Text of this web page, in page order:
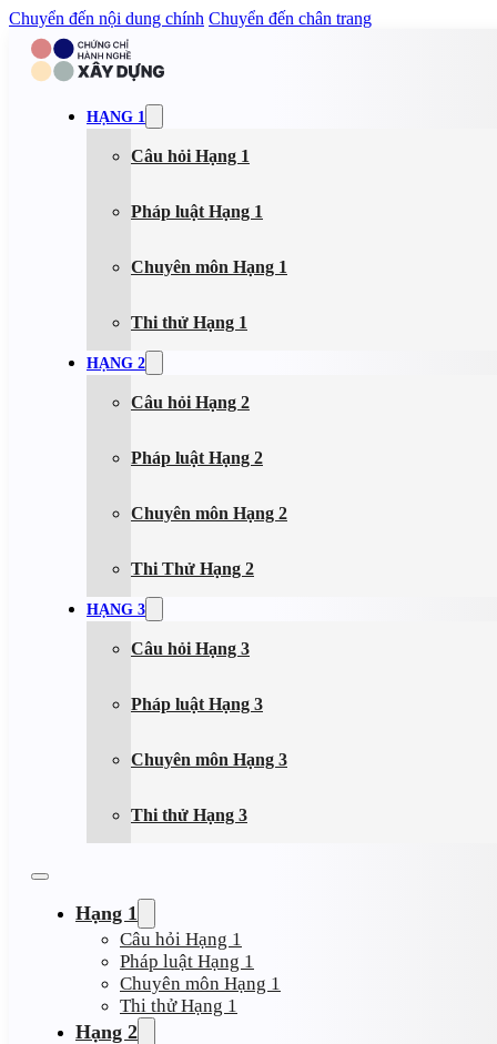
Chuyển đến nội dung chính Chuyển đến chân trang
HẠNG 1
Câu hỏi Hạng 1
Pháp luật Hạng 1
Chuyên môn Hạng 1
Thi thử Hạng 1
HẠNG 2
Câu hỏi Hạng 2
Pháp luật Hạng 2
Chuyên môn Hạng 2
Thi Thử Hạng 2
HẠNG 3
Câu hỏi Hạng 3
Pháp luật Hạng 3
Chuyên môn Hạng 3
Thi thử Hạng 3
Hạng 1
Câu hỏi Hạng 1
Pháp luật Hạng 1
Chuyên môn Hạng 1
Thi thử Hạng 1
Hạng 2